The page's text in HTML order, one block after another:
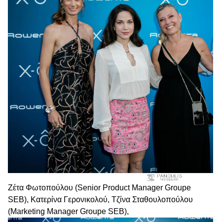
Γάμος
Market News
Ζέτα Φωτοπούλου (Senior Product Manager Groupe
SEB), Κατερίνα Γερονικολού, Τζίνα Σταθουλοπούλου
(Marketing Manager Groupe SEB),